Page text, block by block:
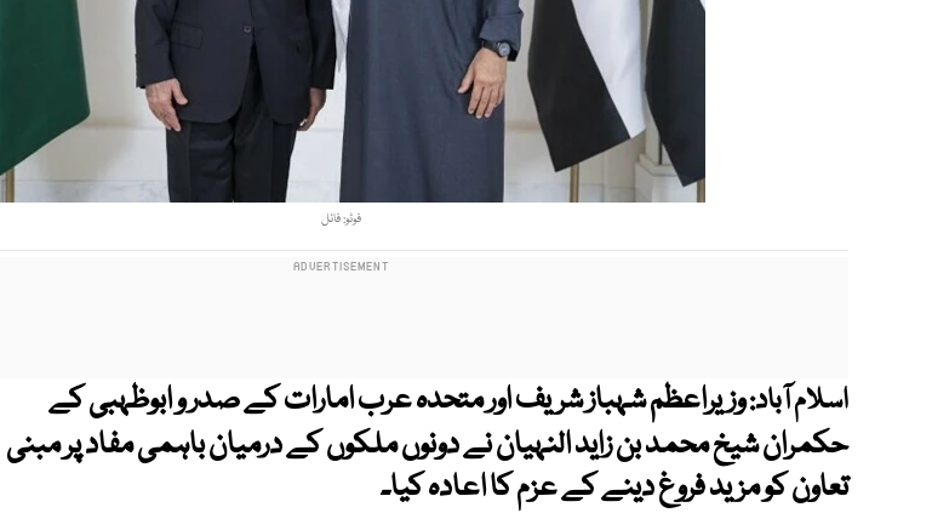
فوٹو: فائل
اسلام آباد:وزیراعظم شہباز شریف اور متحدہ عرب امارات کے صدر و ابوظہبی کے
حکمران شیخ محمد بن زاید النہیان نے دونوں ملکوں کے درمیان باہمی مفاد پر مبنی
تعاون کو مزید فروغ دینے کے عزم کا اعادہ کیا۔